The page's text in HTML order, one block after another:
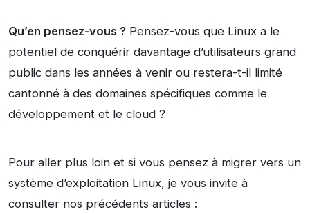
Qu’en pensez-vous ? Pensez-vous que Linux a le
potentiel de conquérir davantage d’utilisateurs grand
public dans les années à venir ou restera-t-il limité
cantonné à des domaines spécifiques comme le
développement et le cloud ?
Pour aller plus loin et si vous pensez à migrer vers un
système d’exploitation Linux, je vous invite à
consulter nos précédents articles :